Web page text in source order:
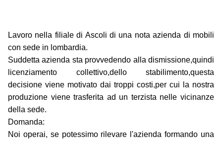
Lavoro nella filiale di Ascoli di una nota azienda di mobili
con sede in lombardia.
Suddetta azienda sta provvedendo alla dismissione,quindi
licenziamento collettivo,dello stabilimento,questa
decisione viene motivato dai troppi costi,per cui la nostra
produzione viene trasferita ad un terzista nelle vicinanze
della sede.
Domanda:
Noi operai, se potessimo rilevare l'azienda formando una